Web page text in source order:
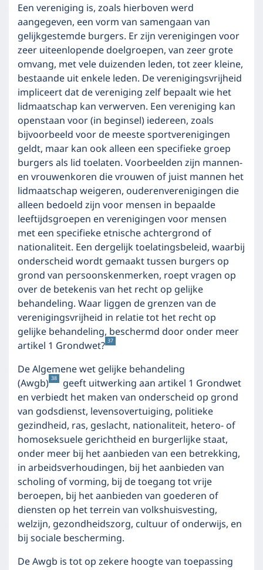
Een vereniging is, zoals hierboven werd
aangegeven, een vorm van samengaan van
gelijkgestemde burgers. Er zijn verenigingen voor
zeer uiteenlopende doelgroepen, van zeer grote
omvang, met vele duizenden leden, tot zeer kleine,
bestaande uit enkele leden. De verenigingsvrijheid
impliceert dat de vereniging zelf bepaalt wie het
lidmaatschap kan verwerven. Een vereniging kan
openstaan voor (in beginsel) iedereen, zoals
bijvoorbeeld voor de meeste sportverenigingen
geldt, maar kan ook alleen een specifieke groep
burgers als lid toelaten. Voorbeelden zijn mannen-
en vrouwenkoren die vrouwen of juist mannen het
lidmaatschap weigeren, ouderenverenigingen die
alleen bedoeld zijn voor mensen in bepaalde
leeftijdsgroepen en verenigingen voor mensen
met een specifieke etnische achtergrond of
nationaliteit. Een dergelijk toelatingsbeleid, waarbij
onderscheid wordt gemaakt tussen burgers op
grond van persoonskenmerken, roept vragen op
over de betekenis van het recht op gelijke
behandeling. Waar liggen de grenzen van de
verenigingsvrijheid in relatie tot het recht op
gelijke behandeling, beschermd door onder meer
artikel 1 Grondwet? 37
De Algemene wet gelijke behandeling
(Awgb) 38
geeft uitwerking aan artikel 1 Grondwet
en verbiedt het maken van onderscheid op grond
van godsdienst, levensovertuiging, politieke
gezindheid, ras, geslacht, nationaliteit, hetero- of
homoseksuele gerichtheid en burgerlijke staat,
onder meer bij het aanbieden van een betrekking,
in arbeidsverhoudingen, bij het aanbieden van
scholing of vorming, bij de toegang tot vrije
beroepen, bij het aanbieden van goederen of
diensten op het terrein van volkshuisvesting,
welzijn, gezondheidszorg, cultuur of onderwijs, en
bij sociale bescherming.
De Awgb is tot op zekere hoogte van toepassing